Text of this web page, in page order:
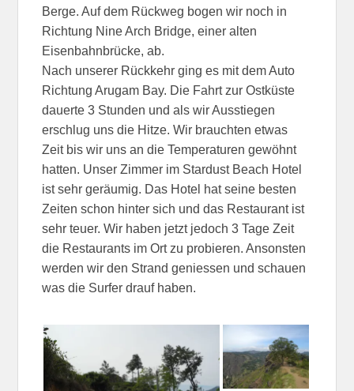
Berge. Auf dem Rückweg bogen wir noch in
Richtung Nine Arch Bridge, einer alten
Eisenbahnbrücke, ab.
Nach unserer Rückkehr ging es mit dem Auto
Richtung Arugam Bay. Die Fahrt zur Ostküste
dauerte 3 Stunden und als wir Ausstiegen
erschlug uns die Hitze. Wir brauchten etwas
Zeit bis wir uns an die Temperaturen gewöhnt
hatten. Unser Zimmer im Stardust Beach Hotel
ist sehr geräumig. Das Hotel hat seine besten
Zeiten schon hinter sich und das Restaurant ist
sehr teuer. Wir haben jetzt jedoch 3 Tage Zeit
die Restaurants im Ort zu probieren. Ansonsten
werden wir den Strand geniessen und schauen
was die Surfer drauf haben.